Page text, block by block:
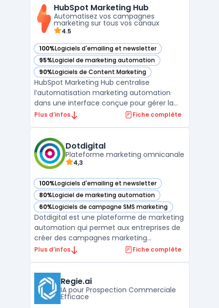
depuis la collecte de contacts qualifiés
jusqu'à la ges ...
HubSpot Marketing Hub
Automatisez vos campagnes
marketing sur tous vos canaux
4.5
100%Logiciels d'emailing et newsletter
— voir HubSpot Marketing Hub dans cette catégorie
95%Logiciel de marketing automation
— voir HubSpot Marketing Hub dans cette catégorie
90%Logiciels de Content Marketing
— voir HubSpot Marketing Hub dans cette catégorie
HubSpot Marketing Hub centralise
l’automatisation marketing automation
dans une interface conçue pour gérer la
génération de prospects et la mesure de la
tailles recherchant un outil pour
coordonner les actions omni‑chann ...
Plus d’infos Fiche complète
Dotdigital
Plateforme marketing omnicanale
4,3
100%Logiciels d'emailing et newsletter
— voir Dotdigital dans cette catégorie
80%Logiciel de marketing automation
— voir Dotdigital dans cette catégorie
60%Logiciels de campagne SMS marketing
— voir Dotdigital dans cette catégorie
Dotdigital est une plateforme de marketing
automation qui permet aux entreprises de
créer des campagnes marketing
personnalisées et hautement ciblées. Avec
intégrés, Dotdigital offre une solution de
marketing to ...
Plus d’infos Fiche complète
Regie.ai
IA pour Prospection Commerciale
Efficace